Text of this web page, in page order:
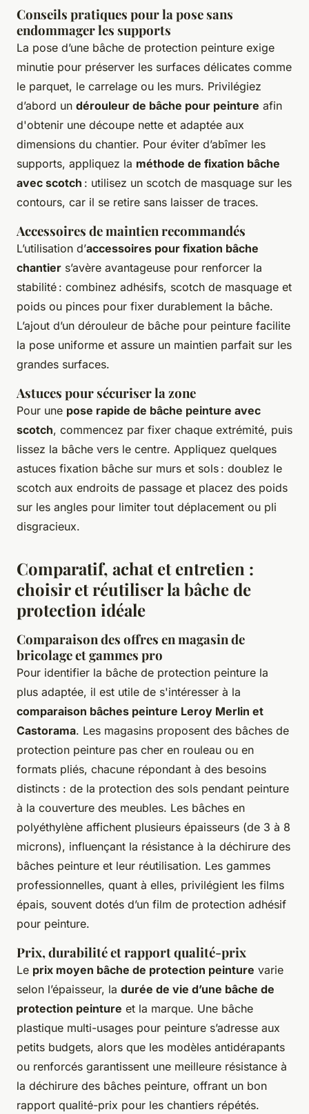
Conseils pratiques pour la pose sans
endommager les supports
La pose d’une bâche de protection peinture exige
minutie pour préserver les surfaces délicates comme
le parquet, le carrelage ou les murs. Privilégiez
d’abord un dérouleur de bâche pour peinture afin
d'obtenir une découpe nette et adaptée aux
dimensions du chantier. Pour éviter d’abîmer les
supports, appliquez la méthode de fixation bâche
avec scotch : utilisez un scotch de masquage sur les
contours, car il se retire sans laisser de traces.
Accessoires de maintien recommandés
L’utilisation d’accessoires pour fixation bâche
chantier s’avère avantageuse pour renforcer la
stabilité : combinez adhésifs, scotch de masquage et
poids ou pinces pour fixer durablement la bâche.
L’ajout d’un dérouleur de bâche pour peinture facilite
la pose uniforme et assure un maintien parfait sur les
grandes surfaces.
Astuces pour sécuriser la zone
Pour une pose rapide de bâche peinture avec
scotch, commencez par fixer chaque extrémité, puis
lissez la bâche vers le centre. Appliquez quelques
astuces fixation bâche sur murs et sols : doublez le
scotch aux endroits de passage et placez des poids
sur les angles pour limiter tout déplacement ou pli
disgracieux.
Comparatif, achat et entretien :
choisir et réutiliser la bâche de
protection idéale
Comparaison des offres en magasin de
bricolage et gammes pro
Pour identifier la bâche de protection peinture la
plus adaptée, il est utile de s'intéresser à la
comparaison bâches peinture Leroy Merlin et
Castorama. Les magasins proposent des bâches de
protection peinture pas cher en rouleau ou en
formats pliés, chacune répondant à des besoins
distincts : de la protection des sols pendant peinture
à la couverture des meubles. Les bâches en
polyéthylène affichent plusieurs épaisseurs (de 3 à 8
microns), influençant la résistance à la déchirure des
bâches peinture et leur réutilisation. Les gammes
professionnelles, quant à elles, privilégient les films
épais, souvent dotés d’un film de protection adhésif
pour peinture.
Prix, durabilité et rapport qualité-prix
Le prix moyen bâche de protection peinture varie
selon l’épaisseur, la durée de vie d’une bâche de
protection peinture et la marque. Une bâche
plastique multi-usages pour peinture s’adresse aux
petits budgets, alors que les modèles antidérapants
ou renforcés garantissent une meilleure résistance à
la déchirure des bâches peinture, offrant un bon
rapport qualité-prix pour les chantiers répétés.